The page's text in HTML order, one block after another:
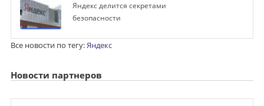
Яндекс делится секретами
безопасности
Все новости по тегу:Яндекс
Новости партнеров